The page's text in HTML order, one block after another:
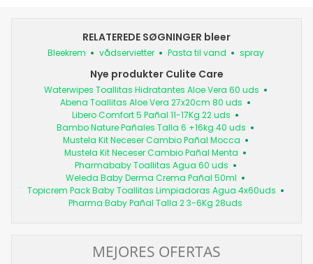
RELATEREDE SØGNINGER bleer
Bleekrem vådservietter Pasta til vand spray
Nye produkter Culite Care
Waterwipes Toallitas Hidratantes Aloe Vera 60 uds
Abena Toallitas Aloe Vera 27x20cm 80 uds
Libero Comfort 5 Pañal 11-17Kg 22 uds
Bambo Nature Pañales Talla 6 +16kg 40 uds
Mustela Kit Neceser Cambio Pañal Mocca
Mustela Kit Neceser Cambio Pañal Menta
Pharmababy Toallitas Agua 60 uds
Weleda Baby Derma Crema Pañal 50ml
Topicrem Pack Baby Toallitas Limpiadoras Agua 4x60uds
Pharma Baby Pañal Talla 2 3-6Kg 28uds
MEJORES OFERTAS